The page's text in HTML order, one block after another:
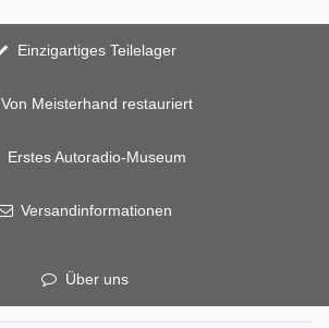
Einzigartiges Teilelager
Von Meisterhand restauriert
Erstes Autoradio-Museum
Versandinformationen
Über uns